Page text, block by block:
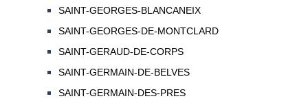
SAINT-GEORGES-BLANCANEIX
SAINT-GEORGES-DE-MONTCLARD
SAINT-GERAUD-DE-CORPS
SAINT-GERMAIN-DE-BELVES
SAINT-GERMAIN-DES-PRES